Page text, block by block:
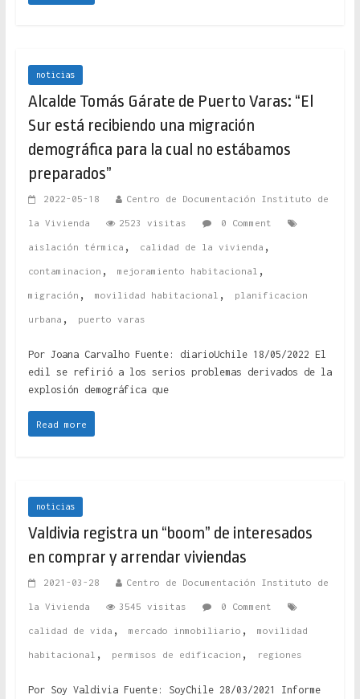
noticias
Alcalde Tomás Gárate de Puerto Varas: “El
Sur está recibiendo una migración
demográfica para la cual no estábamos
preparados”
2022-05-18 Centro de Documentación Instituto de
la Vivienda 2523 visitas 0 Comment
aislación térmica , calidad de la vivienda ,
contaminacion , mejoramiento habitacional ,
migración , movilidad habitacional , planificacion
urbana , puerto varas
Por Joana Carvalho Fuente: diarioUchile 18/05/2022 El
edil se refirió a los serios problemas derivados de la
explosión demográfica que
Read more
noticias
Valdivia registra un “boom” de interesados
en comprar y arrendar viviendas
2021-03-28 Centro de Documentación Instituto de
la Vivienda 3545 visitas 0 Comment
calidad de vida , mercado inmobiliario , movilidad
habitacional , permisos de edificacion , regiones
Por Soy Valdivia Fuente: SoyChile 28/03/2021 Informe